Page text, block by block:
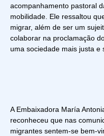
acompanhamento pastoral
mobilidade. Ele ressaltou
migrar, além de ser um
colaborar na proclamação
uma sociedade mais justa e
A Embaixadora María
reconheceu que nas
migrantes sentem-se bem-